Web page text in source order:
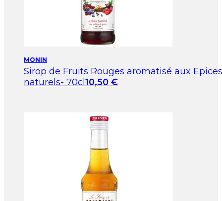
MONIN
Sirop de Fruits Rouges aromatisé aux
naturels- 70cl 10,50 €